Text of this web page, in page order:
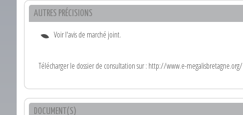
AUTRES PRÉCISIONS
Voir l'avis de marché joint.
Télécharger le dossier de consultation sur : http://www.e-megalisbretagne.org/
DOCUMENT(S)